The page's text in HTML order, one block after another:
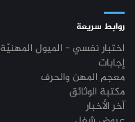
روابط سريعة
اختبار نفسي - الميول المهنيّة
إجابات
معجم المهن والحرف
مكتبة الوثائق
آخر الأخبار